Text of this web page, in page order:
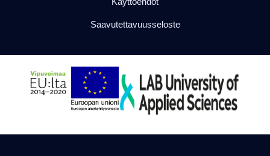
Saavutettavuusseloste